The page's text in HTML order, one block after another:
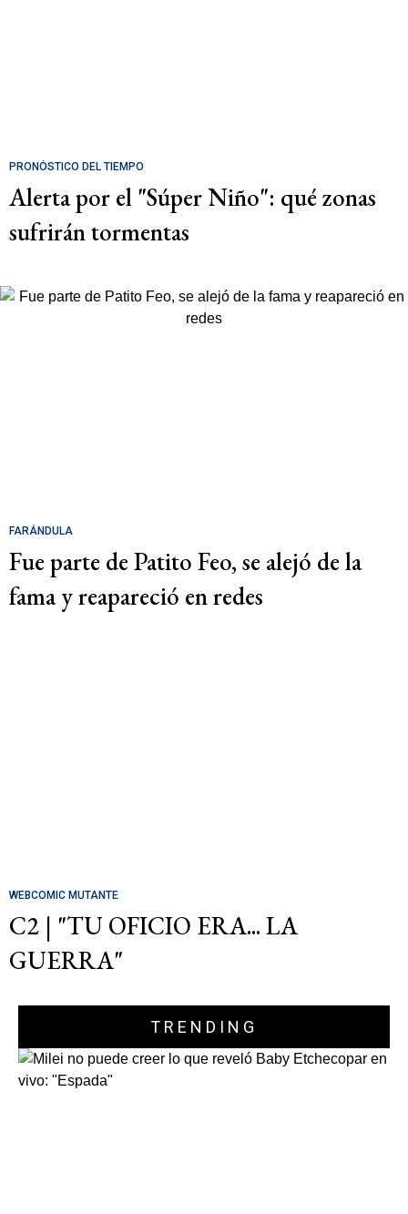
PRONÓSTICO DEL TIEMPO
Alerta por el "Súper Niño": qué zonas
sufrirán tormentas
FARÁNDULA
Fue parte de Patito Feo, se alejó de la
fama y reapareció en redes
WEBCOMIC MUTANTE
C2 | "TU OFICIO ERA... LA
GUERRA"
TRENDING